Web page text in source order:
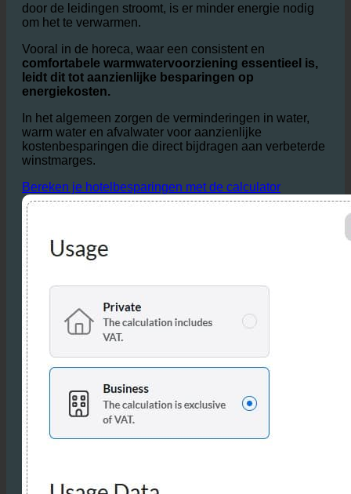
Naast directe waterbesparingen zijn de
de vraag naar
door de leidingen stroomt, is er minder energie nodig
om het te verwarmen.
Vooral in de horeca, waar een consistent en
comfortabele warmwatervoorziening essentieel is,
leidt dit tot aanzienlijke besparingen op
energiekosten.
In het algemeen zorgen de verminderingen in water,
warm water en afvalwater voor aanzienlijke
kostenbesparingen die direct bijdragen aan verbeterde
winstmarges.
Bereken je hotelbesparingen met de calculator